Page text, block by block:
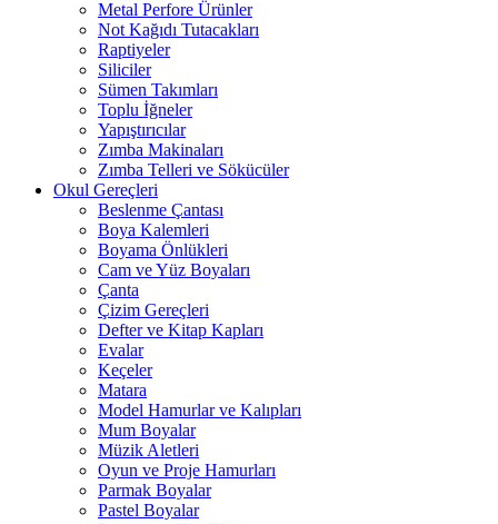
Metal Perfore Ürünler
Not Kağıdı Tutacakları
Raptiyeler
Siliciler
Sümen Takımları
Toplu İğneler
Yapıştırıcılar
Zımba Makinaları
Zımba Telleri ve Sökücüler
Okul Gereçleri
Beslenme Çantası
Boya Kalemleri
Boyama Önlükleri
Cam ve Yüz Boyaları
Çanta
Çizim Gereçleri
Defter ve Kitap Kapları
Evalar
Keçeler
Matara
Model Hamurlar ve Kalıpları
Mum Boyalar
Müzik Aletleri
Oyun ve Proje Hamurları
Parmak Boyalar
Pastel Boyalar